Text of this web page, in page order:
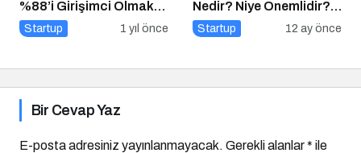
%88’i Girişimci Olmak
İstiyor
Startup 1 yıl önce
Nedir? Niye Önemlidir?
Stratejik Marka Yönetimi
Startup 12 ay önce
Bir Cevap Yaz
E-posta adresiniz yayınlanmayacak. Gerekli alanlar* ile